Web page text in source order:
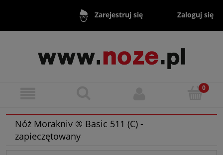
Zarejestruj się Zaloguj się
Nóż Morakniv ® Basic 511 (C) -
zapieczętowany